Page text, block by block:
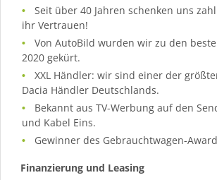
Seit über 40 Jahren schenken uns
ihr Vertrauen!
Von AutoBild wurden wir zu den
2020 gekürt.
XXL Händler: wir sind einer der
Dacia Händler Deutschlands.
Bekannt aus TV-Werbung auf den
und Kabel Eins.
Gewinner des Gebrauchtwagen-
Finanzierung und Leasing